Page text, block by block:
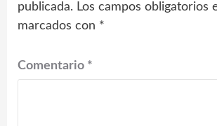
publicada. Los campos obligatorios
marcados con *
Comentario *